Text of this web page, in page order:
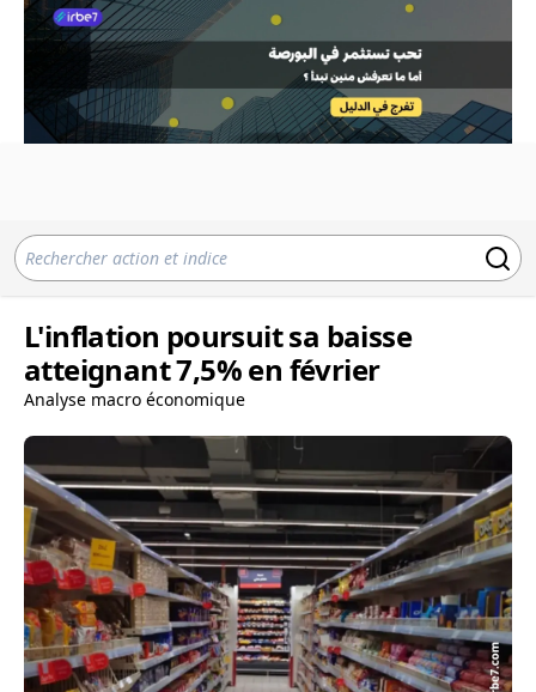
L'inflation poursuit sa baisse
atteignant 7,5% en février
Analyse macro économique